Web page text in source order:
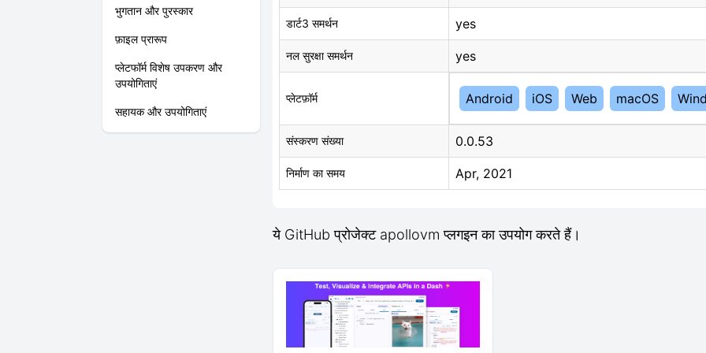
भुगतान और पुरस्कार
फ़ाइल प्रारूप
प्लेटफॉर्म विशेष उपकरण और
उपयोगिताएं
सहायक और उपयोगिताएं
डार्ट3 समर्थन yes
नल सुरक्षा समर्थन yes
प्लेटफ़ॉर्म Android iOS Web macOS
संस्करण संख्या 0.0.53
निर्माण का समय Apr, 2021
ये GitHub प्रोजेक्ट apollovm प्लगइन का उपयोग करते हैं।